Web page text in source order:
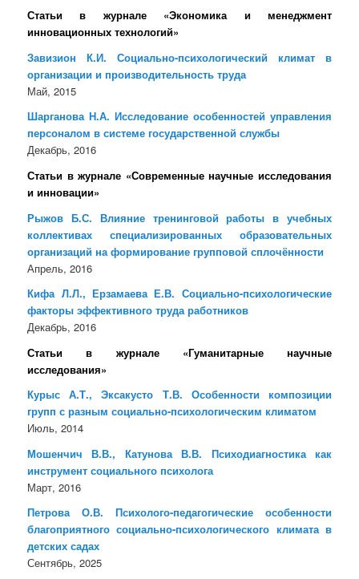
Статьи в журнале «Экономика и менеджмент
инновационных технологий»
Завизион К.И. Социально-психологический климат в
организации и производительность труда
Май, 2015
Шарганова Н.А. Исследование особенностей управления
персоналом в системе государственной службы
Декабрь, 2016
Статьи в журнале «Современные научные исследования
и инновации»
Рыжов Б.С. Влияние тренинговой работы в учебных
коллективах специализированных образовательных
организаций на формирование групповой сплочённости
Апрель, 2016
Кифа Л.Л., Ерзамаева Е.В. Социально-психологические
факторы эффективного труда работников
Декабрь, 2016
Статьи в журнале «Гуманитарные научные
исследования»
Курыс А.Т., Эксакусто Т.В. Особенности композиции
групп с разным социально-психологическим климатом
Июль, 2014
Мошенчич В.В., Катунова В.В. Психодиагностика как
инструмент социального психолога
Март, 2016
Петрова О.В. Психолого-педагогические особенности
благоприятного социально-психологического климата в
детских садах
Сентябрь, 2025